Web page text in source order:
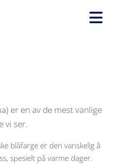
er en av de mest vanlige
vi ser.
blåfarge er den vanskelig å
spesielt på varme dager.